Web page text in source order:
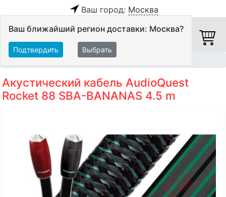
Ваш город: Москва
Ваш ближайший регион доставки: Москва?
Подтвердить Выбрать
Акустический кабель AudioQuest
Rocket 88 SBA-BANANAS 4.5 m